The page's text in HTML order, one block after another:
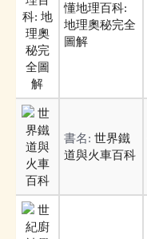
懂地理百科:
地理奧秘完全
圖解
書名: 世界鐵
道與火車百科